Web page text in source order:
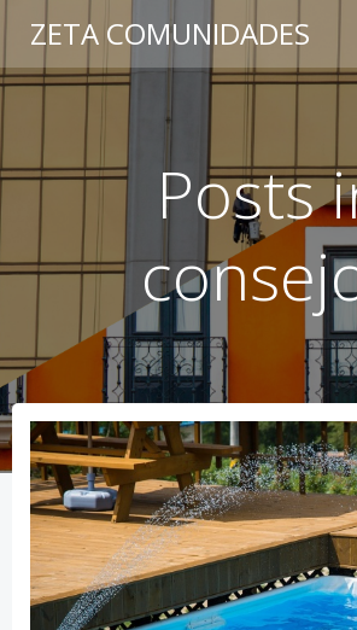
al
ZETA COMUNIDADES
Posts